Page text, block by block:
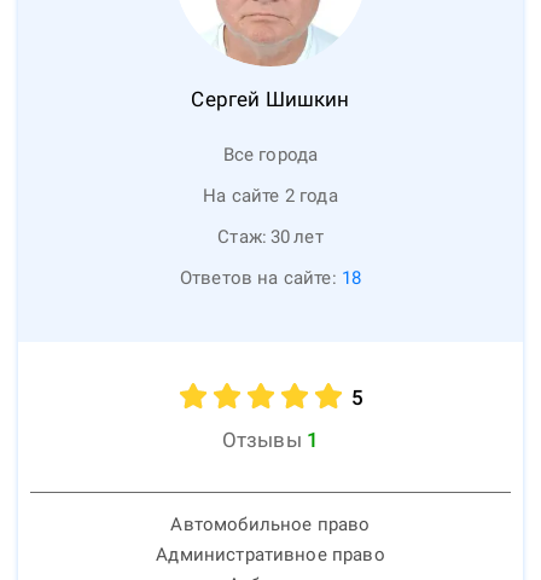
Сергей Шишкин
Все города
На сайте 2 года
Стаж: 30лет
Ответов на сайте: 18
5
Отзывы 1
Автомобильное право
Административное право